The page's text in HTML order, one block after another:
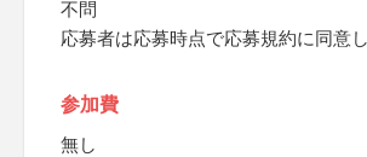
不問
応募者は応募時点で応募規約に同意
参加費
無し